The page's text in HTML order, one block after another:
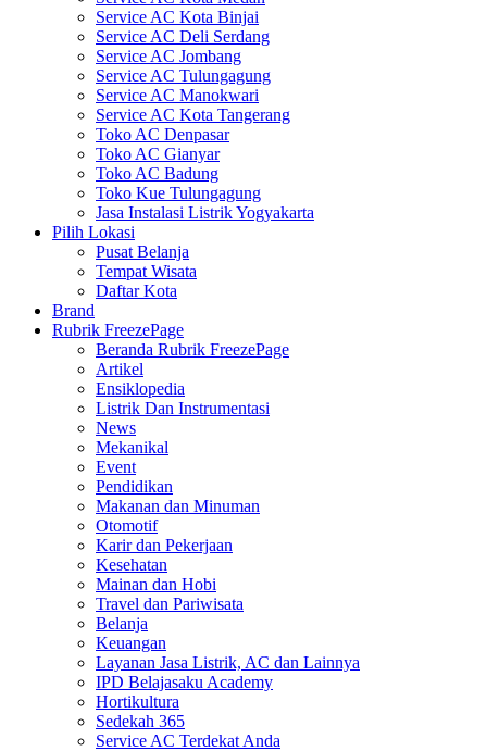
Service AC Kota Binjai
Service AC Deli Serdang
Service AC Jombang
Service AC Tulungagung
Service AC Manokwari
Service AC Kota Tangerang
Toko AC Denpasar
Toko AC Gianyar
Toko AC Badung
Toko Kue Tulungagung
Jasa Instalasi Listrik Yogyakarta
Pilih Lokasi
Pusat Belanja
Tempat Wisata
Daftar Kota
Brand
Rubrik FreezePage
Beranda Rubrik FreezePage
Artikel
Ensiklopedia
Listrik Dan Instrumentasi
News
Mekanikal
Event
Pendidikan
Makanan dan Minuman
Otomotif
Karir dan Pekerjaan
Kesehatan
Mainan dan Hobi
Travel dan Pariwisata
Belanja
Keuangan
Layanan Jasa Listrik, AC dan Lainnya
IPD Belajasaku Academy
Hortikultura
Sedekah 365
Service AC Terdekat Anda